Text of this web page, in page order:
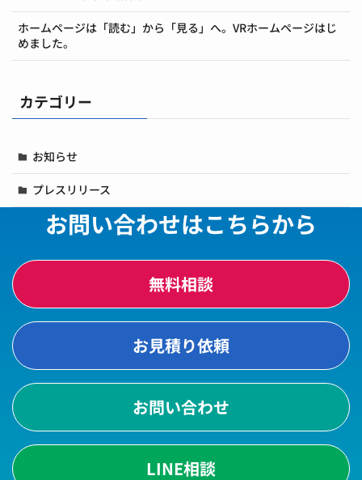
ホームページは「読む」から「見る」へ。VRホームページはじ
めました。
カテゴリー
お知らせ
プレスリリース
お問い合わせはこちらから
無料相談
お見積り依頼
お問い合わせ
LINE相談